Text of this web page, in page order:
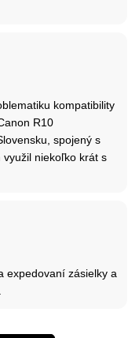
kompatibility
R10
spojený s
využil niekoľko krát s
expedovaní zásielky a